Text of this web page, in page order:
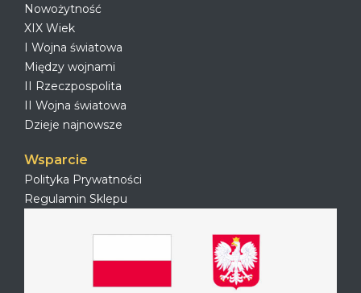
Nowożytność
XIX Wiek
I Wojna światowa
Między wojnami
II Rzeczpospolita
II Wojna światowa
Dzieje najnowsze
Wsparcie
Polityka Prywatności
Regulamin Sklepu